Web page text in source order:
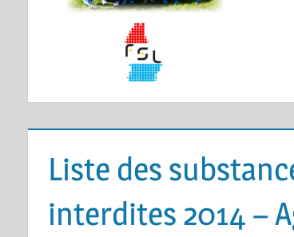
Liste des
interdites 2014 –